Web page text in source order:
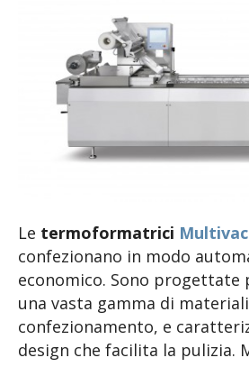
Le termoformatrici Multivac
confezionano in modo
economico. Sono progettate
una vasta gamma di
confezionamento, e
design che facilita la pulizia.